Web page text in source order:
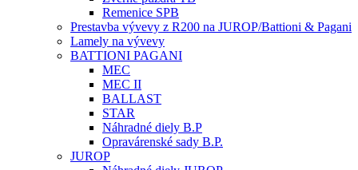
Remenice SPB
Prestavba vývevy z R200 na JUROP/Battioni & Pagani
Lamely na vývevy
BATTIONI PAGANI
MEC
MEC II
BALLAST
STAR
Náhradné diely B.P
Opravárenské sady B.P.
JUROP